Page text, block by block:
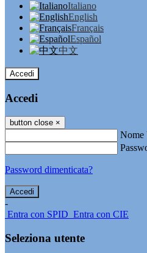
Italiano
English
Français
Español
中文
Accedi
Accedi
button close ×
Nome
Password dimenticata?
-
Entra con SPID Entra con CIE
Seleziona utente